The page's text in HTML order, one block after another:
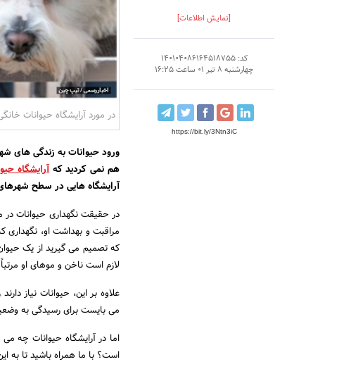
[نمایش اطلاعات]
کد: 140104086164518755
چهارشنبه 8 تیر 01 ساعت 16:25
https://bit.ly/3Ntn3iC
در مورد آرایشگاه حیوانات
ورود حیوانات به زندگی های
هم نمی ‌کردید کهآرایشگاه
آرایشگاه هایی در سطح
در حقیقت نگهداری حیوانات در
مراقبت و بهداشت او، نگهداری
که تصمیم می گیرید از یک
لازم است ناخن و موهای او
علاوه بر این، حیوانات نیاز
می بایست برای رسیدگی به
اما در آرایشگاه حیوانات چه
است؟ با ما همراه باشید تا به